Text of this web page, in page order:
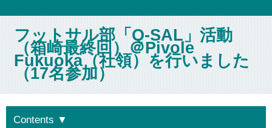
フットサル部「Q-SAL」活動
（箱崎最終回）＠Pivole
Fukuoka（社領）を行いました
（17名参加）
Contents ▼